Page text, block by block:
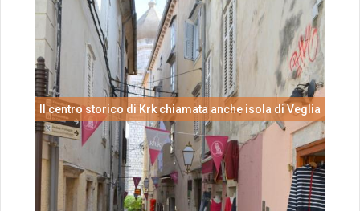
Il centro storico di Krk chiamata anche isola di Veglia